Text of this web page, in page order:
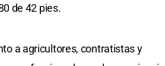
de 42 pies.
a agricultores, contratistas y